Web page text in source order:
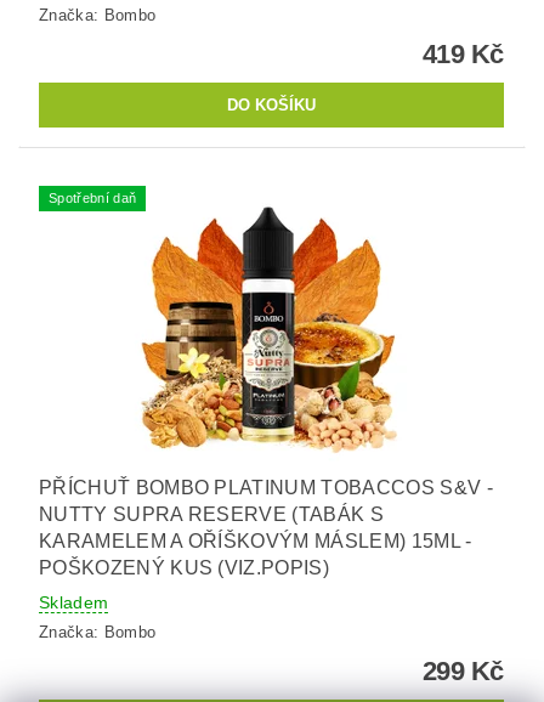
Značka: Bombo
419 Kč
Spotřební daň
PŘÍCHUŤ BOMBO PLATINUM TOBACCOS S&V -
NUTTY SUPRA RESERVE (TABÁK S
KARAMELEM A OŘÍŠKOVÝM MÁSLEM) 15ML -
POŠKOZENÝ KUS (VIZ.POPIS)
Skladem
Značka: Bombo
299 Kč